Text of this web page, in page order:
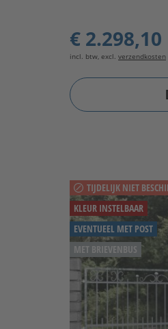
€ 2.298,10
incl. btw, excl. verzendkosten
TIJDELIJK NIET
KLEUR INSTELBAAR
EVENTUEEL MET POST
MET BRIEVENBUS